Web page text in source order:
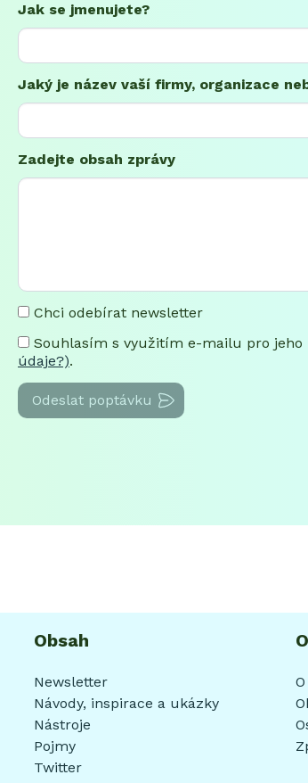
Jak se jmenujete?
Jaký je název vaší firmy, organizace
Zadejte obsah zprávy
Chci odebírat newsletter
Souhlasím s využitím e-mailu pro jeho
údaje?).
Odeslat poptávku
Obsah
Newsletter
Návody, inspirace a ukázky
Nástroje
Pojmy
Twitter